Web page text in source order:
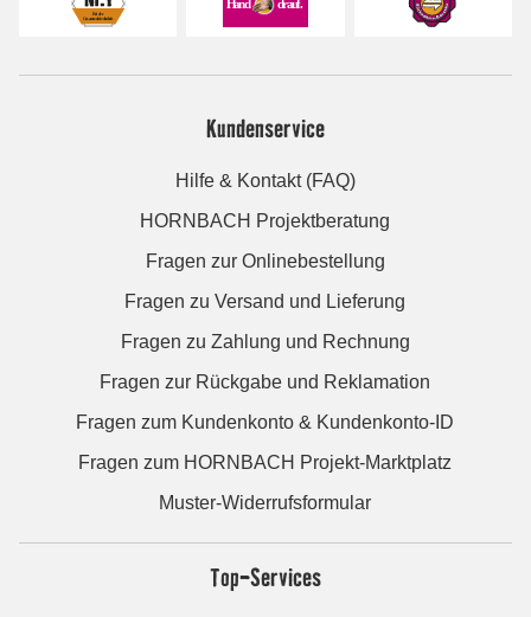
Kundenservice
Hilfe & Kontakt (FAQ)
HORNBACH Projektberatung
Fragen zur Onlinebestellung
Fragen zu Versand und Lieferung
Fragen zu Zahlung und Rechnung
Fragen zur Rückgabe und Reklamation
Fragen zum Kundenkonto & Kundenkonto-ID
Fragen zum HORNBACH Projekt-Marktplatz
Muster-Widerrufsformular
Top-Services